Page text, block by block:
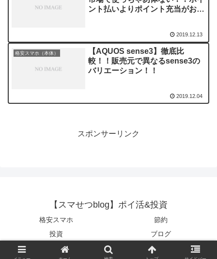
ント払いよりポイント充当がお
2019.12.13
格安スマホ（本体）
【AQUOS sense3】徹底比
較！！販売元で異なるsense3の
バリエーション！！
2019.12.04
スポンサーリンク
【スマせつblog】ポイ活&投資
格安スマホ
節約
投資
ブログ
© 2019 【スマせつblog】ポイ活&投資.